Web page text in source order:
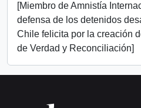
[Miembro de Amnistía
defensa de los detenidos
Chile felicita por la creación
de Verdad y Reconciliación]